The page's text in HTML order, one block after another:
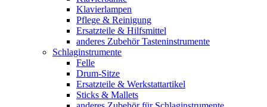
Klavierlampen
Pflege & Reinigung
Ersatzteile & Hilfsmittel
anderes Zubehör Tasteninstrumente
Schlaginstrumente
Felle
Drum-Sitze
Ersatzteile & Werkstattartikel
Sticks & Mallets